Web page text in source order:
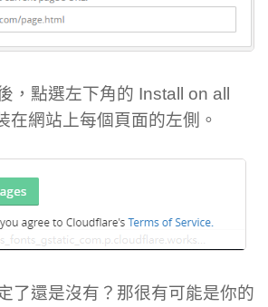
，點選左下角的 Install on all
在網站上每個頁面的左側。
了還是沒有？那很有可能是你的